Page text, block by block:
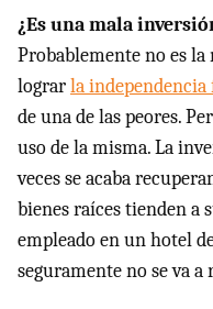
¿Es una mala
Probablemente no es la
lograrla
de una de las peores.
uso de la misma. La
veces se acaba
bienes raíces tienden a
empleado en un hotel
seguramente no se va